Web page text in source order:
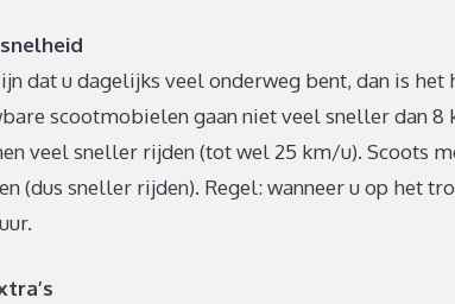
dat u dagelijks veel onderweg bent, dan is het
scootmobielen gaan niet veel sneller dan 8
veel sneller rijden (tot wel 25 km/u). Scoots
(dus sneller rijden). Regel: wanneer u op het